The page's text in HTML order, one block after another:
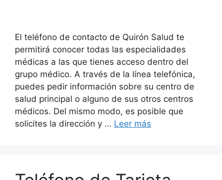
El teléfono de contacto de Quirón Salud te
permitirá conocer todas las especialidades
médicas a las que tienes acceso dentro del
grupo médico. A través de la línea telefónica,
puedes pedir información sobre su centro de
salud principal o alguno de sus otros centros
médicos. Del mismo modo, es posible que
solicites la dirección y … Leer más